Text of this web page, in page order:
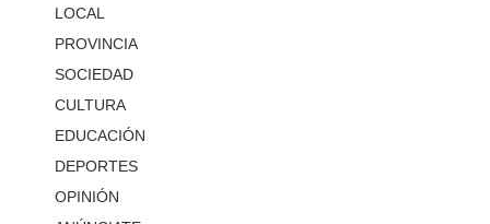
LOCAL
PROVINCIA
SOCIEDAD
CULTURA
EDUCACIÓN
DEPORTES
OPINIÓN